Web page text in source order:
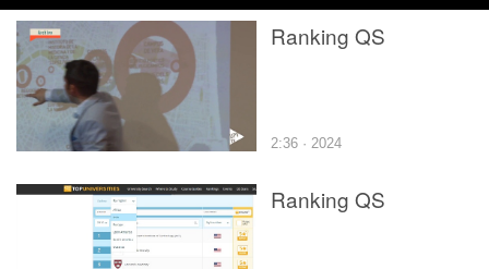
Ranking QS
2:36 · 2024
Ranking QS